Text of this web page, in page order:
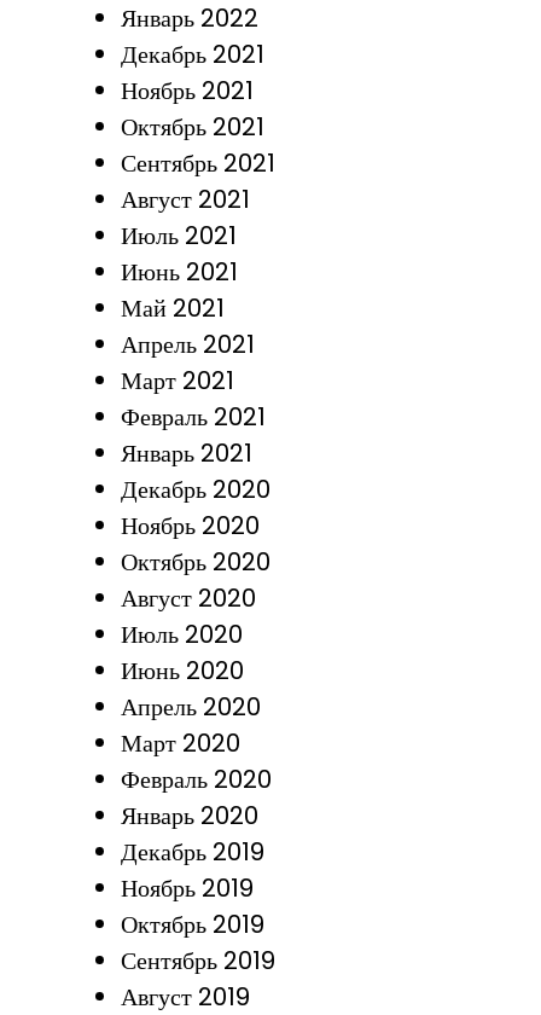
Январь 2022
Декабрь 2021
Ноябрь 2021
Октябрь 2021
Сентябрь 2021
Август 2021
Июль 2021
Июнь 2021
Май 2021
Апрель 2021
Март 2021
Февраль 2021
Январь 2021
Декабрь 2020
Ноябрь 2020
Октябрь 2020
Август 2020
Июль 2020
Июнь 2020
Апрель 2020
Март 2020
Февраль 2020
Январь 2020
Декабрь 2019
Ноябрь 2019
Октябрь 2019
Сентябрь 2019
Август 2019